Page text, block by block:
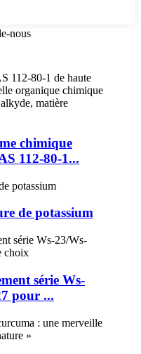
nous
chimique
112-80-1...
de potassium
série Ws-
pour ...